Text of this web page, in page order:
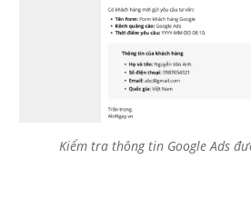
Kiểm tra thông tin Google Ads